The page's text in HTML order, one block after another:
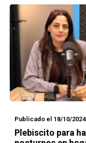
Publicado el 18/10/2024
Plebiscito para